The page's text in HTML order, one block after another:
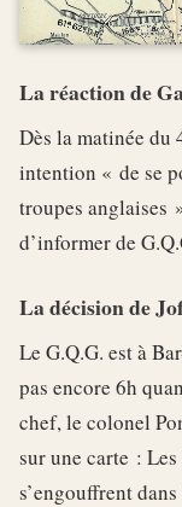
La réaction de
Dès la matinée
intention « de se
troupes anglaises
d’informer de
La décision de
Le G.Q.G. est à
pas encore 6h
chef, le colonel
sur une carte :
s’engouffrent